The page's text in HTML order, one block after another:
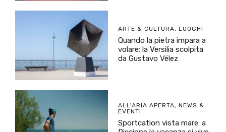
ARTE & CULTURA, LUOGHI
Quando la pietra impara a
volare: la Versilia scolpita
da Gustavo Vélez
ALL'ARIA APERTA, NEWS &
EVENTI
Sportcation vista mare: a